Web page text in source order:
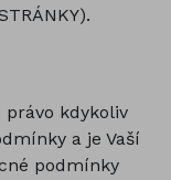
právo kdykoliv
a je Vaší
podmínky